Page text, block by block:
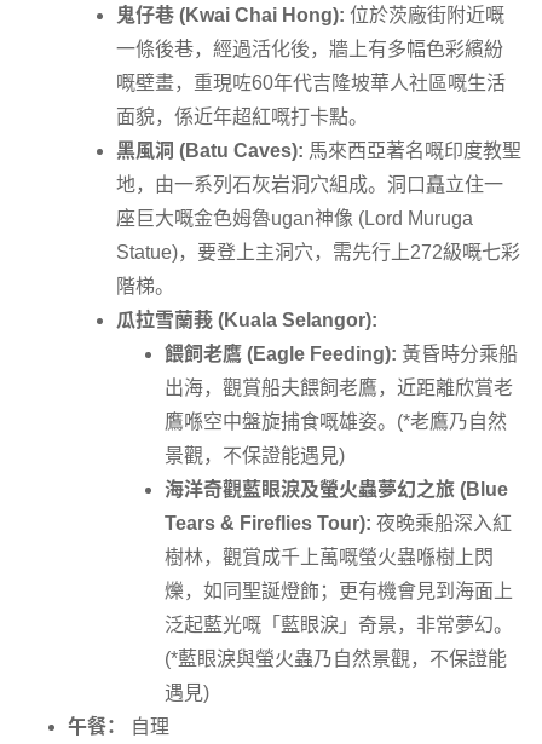
鬼仔巷 (Kwai Chai Hong): 位於茨廠街附近嘅
一條後巷，經過活化後，牆上有多幅色彩繽紛
嘅壁畫，重現咗60年代吉隆坡華人社區嘅生活
面貌，係近年超紅嘅打卡點。
黑風洞 (Batu Caves): 馬來西亞著名嘅印度教聖
地，由一系列石灰岩洞穴組成。洞口矗立住一
座巨大嘅金色姆魯ugan神像 (Lord Muruga
Statue)，要登上主洞穴，需先行上272級嘅七彩
階梯。
瓜拉雪蘭莪 (Kuala Selangor):
餵飼老鷹 (Eagle Feeding): 黃昏時分乘船
出海，觀賞船夫餵飼老鷹，近距離欣賞老
鷹喺空中盤旋捕食嘅雄姿。(*老鷹乃自然
景觀，不保證能遇見)
海洋奇觀藍眼淚及螢火蟲夢幻之旅 (Blue
Tears & Fireflies Tour): 夜晚乘船深入紅
樹林，觀賞成千上萬嘅螢火蟲喺樹上閃
爍，如同聖誕燈飾；更有機會見到海面上
泛起藍光嘅「藍眼淚」奇景，非常夢幻。
(*藍眼淚與螢火蟲乃自然景觀，不保證能
遇見)
午餐：
自理